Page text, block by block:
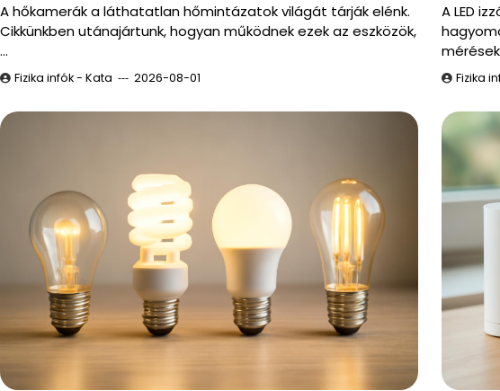
A hőkamerák a láthatatlan hőmintázatok világát tárják elénk.
Cikkünkben utánajártunk, hogyan működnek ezek az eszközök,
…
Fizika infók - Kata 2026-08-01
A LED
Fizika